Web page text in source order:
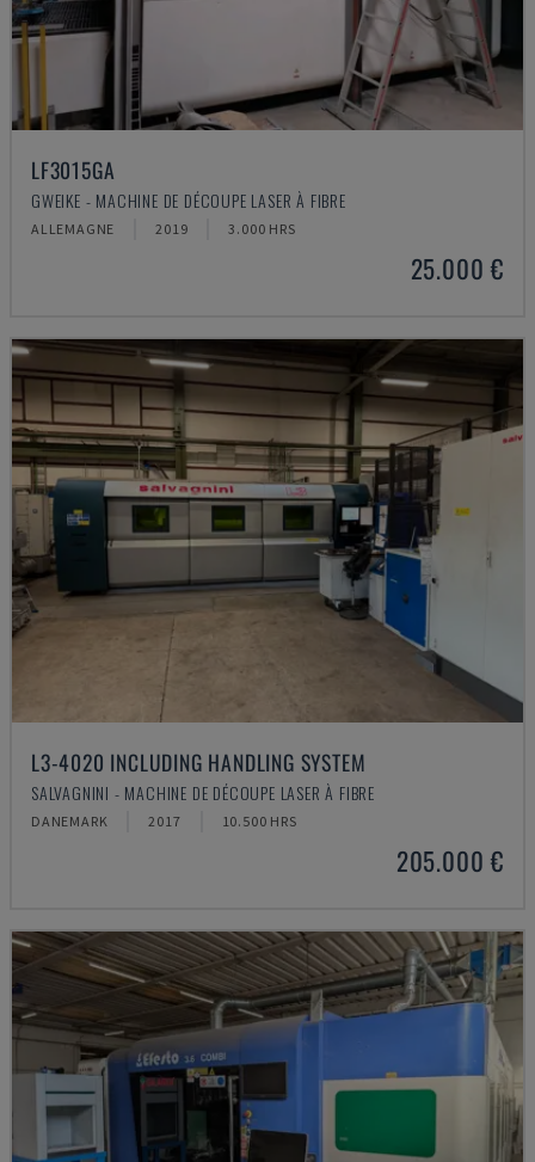
LF3015GA
GWEIKE - MACHINE DE DÉCOUPE LASER À FIBRE
ALLEMAGNE 2019 3.000 HRS
25.000 €
L3-4020 INCLUDING HANDLING SYSTEM
SALVAGNINI - MACHINE DE DÉCOUPE LASER À FIBRE
DANEMARK 2017 10.500 HRS
205.000 €